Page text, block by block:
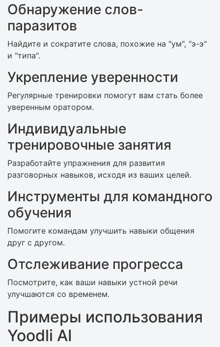
Обнаружение слов-
паразитов
Найдите и сократите слова, похожие на "ум", "э-э"
и "типа".
Укрепление уверенности
Регулярные тренировки помогут вам стать более
уверенным оратором.
Индивидуальные
тренировочные занятия
Разработайте упражнения для развития
разговорных навыков, исходя из ваших целей.
Инструменты для командного
обучения
Помогите командам улучшить навыки общения
друг с другом.
Отслеживание прогресса
Посмотрите, как ваши навыки устной речи
улучшаются со временем.
Примеры использования
Yoodli AI